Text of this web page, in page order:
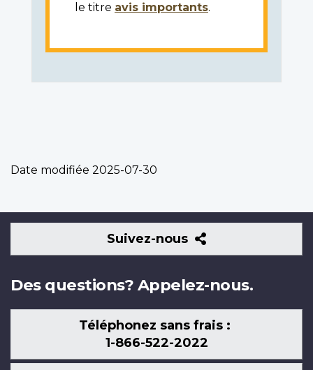
le titre avis importants.
Date modifiée 2025-07-30
Suivez-nous
Suivez-
nous
Des questions? Appelez-nous.
Téléphonez sans frais :
1-866-522-2022